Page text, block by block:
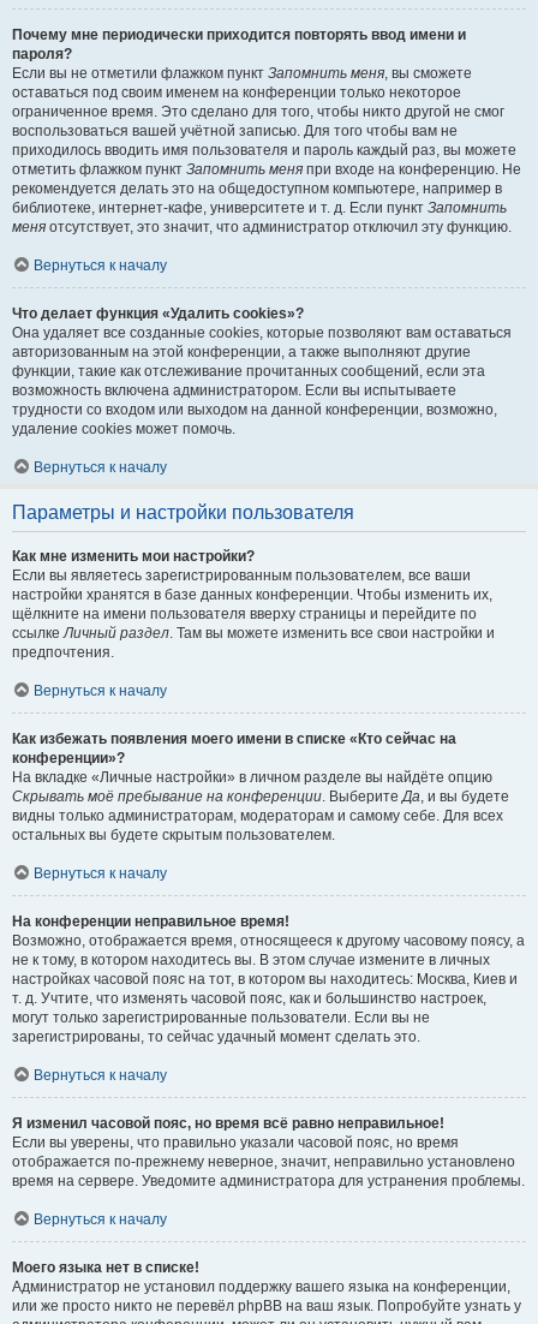
Почему мне периодически приходится повторять ввод имени и
пароля?
Если вы не отметили флажком пункт Запомнить меня, вы сможете
оставаться под своим именем на конференции только некоторое
ограниченное время. Это сделано для того, чтобы никто другой не смог
воспользоваться вашей учётной записью. Для того чтобы вам не
приходилось вводить имя пользователя и пароль каждый раз, вы можете
отметить флажком пункт Запомнить меня при входе на конференцию. Не
рекомендуется делать это на общедоступном компьютере, например в
библиотеке, интернет-кафе, университете и т. д. Если пункт Запомнить
меня отсутствует, это значит, что администратор отключил эту функцию.
Вернуться к началу
Что делает функция «Удалить cookies»?
Она удаляет все созданные cookies, которые позволяют вам оставаться
авторизованным на этой конференции, а также выполняют другие
функции, такие как отслеживание прочитанных сообщений, если эта
возможность включена администратором. Если вы испытываете
трудности со входом или выходом на данной конференции, возможно,
удаление cookies может помочь.
Вернуться к началу
Параметры и настройки пользователя
Как мне изменить мои настройки?
Если вы являетесь зарегистрированным пользователем, все ваши
настройки хранятся в базе данных конференции. Чтобы изменить их,
щёлкните на имени пользователя вверху страницы и перейдите по
ссылкеЛичный раздел. Там вы можете изменить все свои настройки и
предпочтения.
Вернуться к началу
Как избежать появления моего имени в списке «Кто сейчас на
конференции»?
На вкладке «Личные настройки» в личном разделе вы найдёте опцию
Скрывать моё пребывание на конференции. ВыберитеДа, и вы будете
видны только администраторам, модераторам и самому себе. Для всех
остальных вы будете скрытым пользователем.
Вернуться к началу
На конференции неправильное время!
Возможно, отображается время, относящееся к другому часовому поясу, а
не к тому, в котором находитесь вы. В этом случае измените в личных
настройках часовой пояс на тот, в котором вы находитесь: Москва, Киев и
т. д. Учтите, что изменять часовой пояс, как и большинство настроек,
могут только зарегистрированные пользователи. Если вы не
зарегистрированы, то сейчас удачный момент сделать это.
Вернуться к началу
Я изменил часовой пояс, но время всё равно неправильное!
Если вы уверены, что правильно указали часовой пояс, но время
отображается по-прежнему неверное, значит, неправильно установлено
время на сервере. Уведомите администратора для устранения проблемы.
Вернуться к началу
Моего языка нет в списке!
Администратор не установил поддержку вашего языка на конференции,
или же просто никто не перевёл phpBB на ваш язык. Попробуйте узнать у